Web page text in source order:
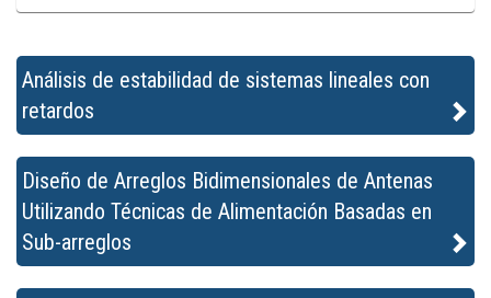
Análisis de estabilidad de sistemas lineales con
retardos
Diseño de Arreglos Bidimensionales de Antenas
Utilizando Técnicas de Alimentación Basadas en
Sub-arreglos